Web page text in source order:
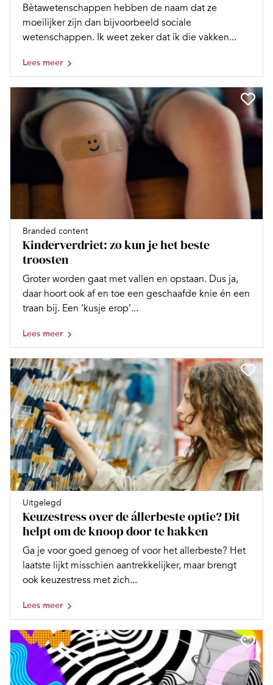
Bètawetenschappen hebben de naam dat ze
moeilijker zijn dan bijvoorbeeld sociale
wetenschappen. Ik weet zeker dat ík die vakken...
Lees meer
Branded content
Kinderverdriet: zo kun je het beste
troosten
Groter worden gaat met vallen en opstaan. Dus ja,
daar hoort ook af en toe een geschaafde knie én een
traan bij. Een ‘kusje erop’...
Lees meer
Uitgelegd
Keuzestress over de állerbeste optie? Dit
helpt om de knoop door te hakken
Ga je voor goed genoeg of voor het allerbeste? Het
laatste lijkt misschien aantrekkelijker, maar brengt
ook keuzestress met zich...
Lees meer